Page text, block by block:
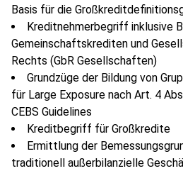
Basis für die
Kreditnehmerbegriff inklusive
Gemeinschaftskrediten und
Rechts (GbR Gesellschaften)
Grundzüge der Bildung von
für Large Exposure nach Art. 4
CEBS Guidelines
Kreditbegriff für Großkredite
Ermittlung der
traditionell außerbilanzielle